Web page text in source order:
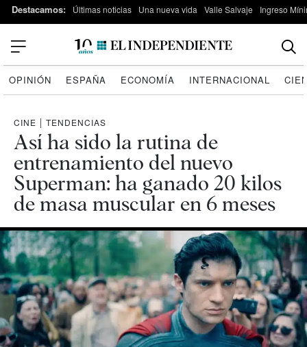
Destacamos: Últimas noticias Una nueva vida Valle Salvaje Ingreso
OPINIÓN ESPAÑA ECONOMÍA INTERNACIONAL
CINE | TENDENCIAS
Así ha sido la rutina de
entrenamiento del nuevo
Superman: ha ganado 20 kilos
de masa muscular en 6 meses